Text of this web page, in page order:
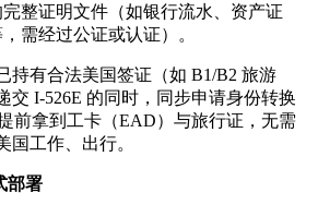
整证明文件（如银行流水、资产证
需经过公证或认证）。
持有合法美国签证（如 B1/B2 旅游
交 I-526E 的同时，同步申请身份转换
前拿到工卡（EAD）与旅行证，无需
国工作、出行。
部署